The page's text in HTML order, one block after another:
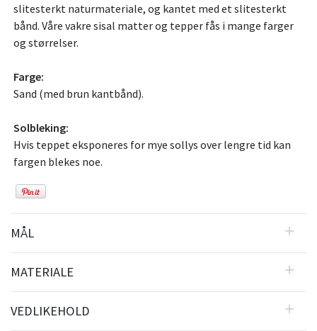
slitesterkt naturmateriale, og kantet med et slitesterkt
bånd. Våre vakre sisal matter og tepper fås i mange farger
og størrelser.
Farge:
Sand (med brun kantbånd).
Solbleking:
Hvis teppet eksponeres for mye sollys over lengre tid kan
fargen blekes noe.
MÅL
MATERIALE
VEDLIKEHOLD